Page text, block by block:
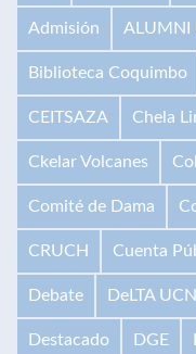
Admisión ALUMNI
Biblioteca Coquimbo
CEITSAZA Chela
Ckelar Volcanes
Comité de Dama
CRUCH Cuenta
Debate DeLTA UCN
Destacado DGE